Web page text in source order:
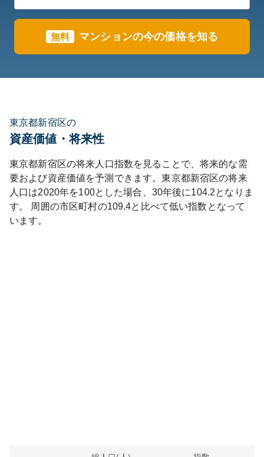
無料 マンションの今の価格を知る
東京都新宿区の
資産価値・将来性
東京都新宿区の将来人口指数を見ることで、将来的な需
要および資産価値を予測できます。東京都新宿区の将来
人口は2020年を100とした場合、30年後に104.2となりま
す。
周囲の市区町村の109.4と比べて低い指数となって
います。